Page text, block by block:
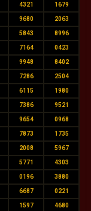
4321 1679
9680 2063
5843 8996
7164 0423
9948 8402
7286 2504
6115 1980
7386 9521
9654 0968
7873 1735
2008 5967
5771 4303
0196 3880
6687 0221
1597 4680